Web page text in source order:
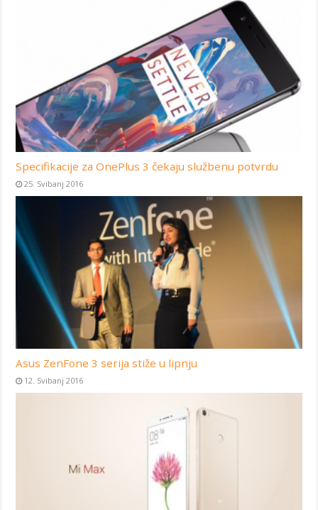
Specifikacije za OnePlus 3 čekaju službenu potvrdu
25. Svibanj 2016
Asus ZenFone 3 serija stiže u lipnju
12. Svibanj 2016